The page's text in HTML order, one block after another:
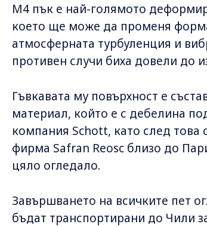
M4 пък е най-голямото
което ще може да променя
атмосферната турбуленция и
противен случи биха довели до
Гъвкавата му повърхност е
материал, който е с дебелина
компания Schott, като след
фирма Safran Reosc близо до
цяло огледало.
Завършването на всичките пет
бъдат транспортирани до Чили